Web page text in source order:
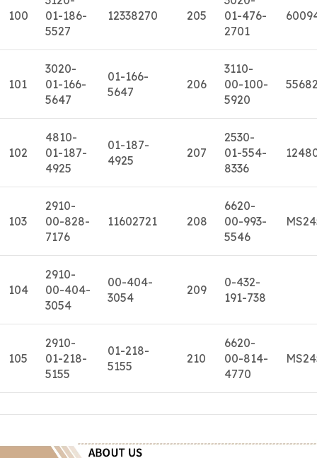
100
01-186-
5527
12338270 205
01-476-
2701
101
3020-
01-166-
5647
01-166-
5647
206
3110-
00-100-
5920
102
4810-
01-187-
4925
01-187-
4925
207
2530-
01-554-
8336
103
2910-
00-828-
7176
11602721 208
6620-
00-993-
5546
104
2910-
00-404-
3054
00-404-
3054
209
0-432-
191-738
105
2910-
01-218-
5155
01-218-
5155
210
6620-
00-814-
4770